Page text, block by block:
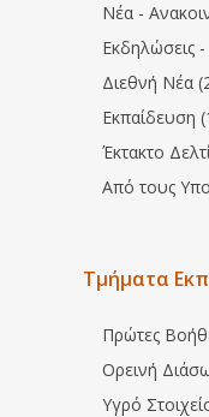
Νέα -
Εκδηλώσεις
Διεθνή Νέα
Εκπαίδευση
Έκτακτο
Από τους
Τμήματα
Πρώτες
Ορεινή
Υγρό